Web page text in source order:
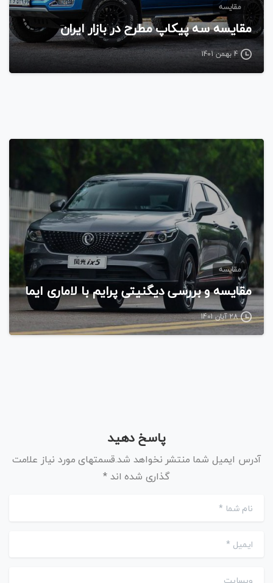
مقایسه
مقایسه سه پیکاپ مطرح در بازار ایران
4 بهمن 1401
مقایسه
مقایسه و بررسی دیگنیتی پرایم با لاماری ایما
28 آبان 1401
پاسخ دهید
آدرس ایمیل شما منتشر نخواهد شد.قسمتهای مورد نیاز علامت
گذاری شده اند *
نام شما *
ایمیل *
وبسایت